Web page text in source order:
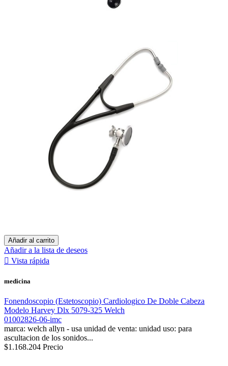
Añadir al carrito
Añadir a la lista de deseos
 Vista rápida
medicina
Fonendoscopio (Estetoscopio) Cardiologico De Doble Cabeza
Modelo Harvey Dlx 5079-325 Welch
01002826-06-imc
marca: welch allyn - usa unidad de venta: unidad uso: para
ascultacion de los sonidos...
$1.168.204 Precio